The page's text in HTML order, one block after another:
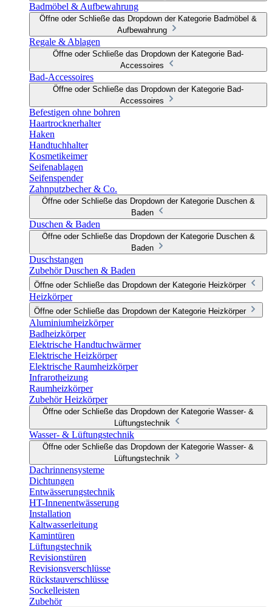
Badmöbel & Aufbewahrung
Öffne oder Schließe das Dropdown der Kategorie Badmöbel &
Aufbewahrung
Regale & Ablagen
Öffne oder Schließe das Dropdown der Kategorie Bad-
Accessoires
Bad-Accessoires
Öffne oder Schließe das Dropdown der Kategorie Bad-
Accessoires
Befestigen ohne bohren
Haartrocknerhalter
Haken
Handtuchhalter
Kosmetikeimer
Seifenablagen
Seifenspender
Zahnputzbecher & Co.
Öffne oder Schließe das Dropdown der Kategorie Duschen &
Baden
Duschen & Baden
Öffne oder Schließe das Dropdown der Kategorie Duschen &
Baden
Duschstangen
Zubehör Duschen & Baden
Öffne oder Schließe das Dropdown der Kategorie Heizkörper
Heizkörper
Öffne oder Schließe das Dropdown der Kategorie Heizkörper
Aluminiumheizkörper
Badheizkörper
Elektrische Handtuchwärmer
Elektrische Heizkörper
Elektrische Raumheizkörper
Infrarotheizung
Raumheizkörper
Zubehör Heizkörper
Öffne oder Schließe das Dropdown der Kategorie Wasser- &
Lüftungstechnik
Wasser- & Lüftungstechnik
Öffne oder Schließe das Dropdown der Kategorie Wasser- &
Lüftungstechnik
Dachrinnensysteme
Dichtungen
Entwässerungstechnik
HT-Innenentwässerung
Installation
Kaltwasserleitung
Kamintüren
Lüftungstechnik
Revisionstüren
Revisionsverschlüsse
Rückstauverschlüsse
Sockelleisten
Zubehör